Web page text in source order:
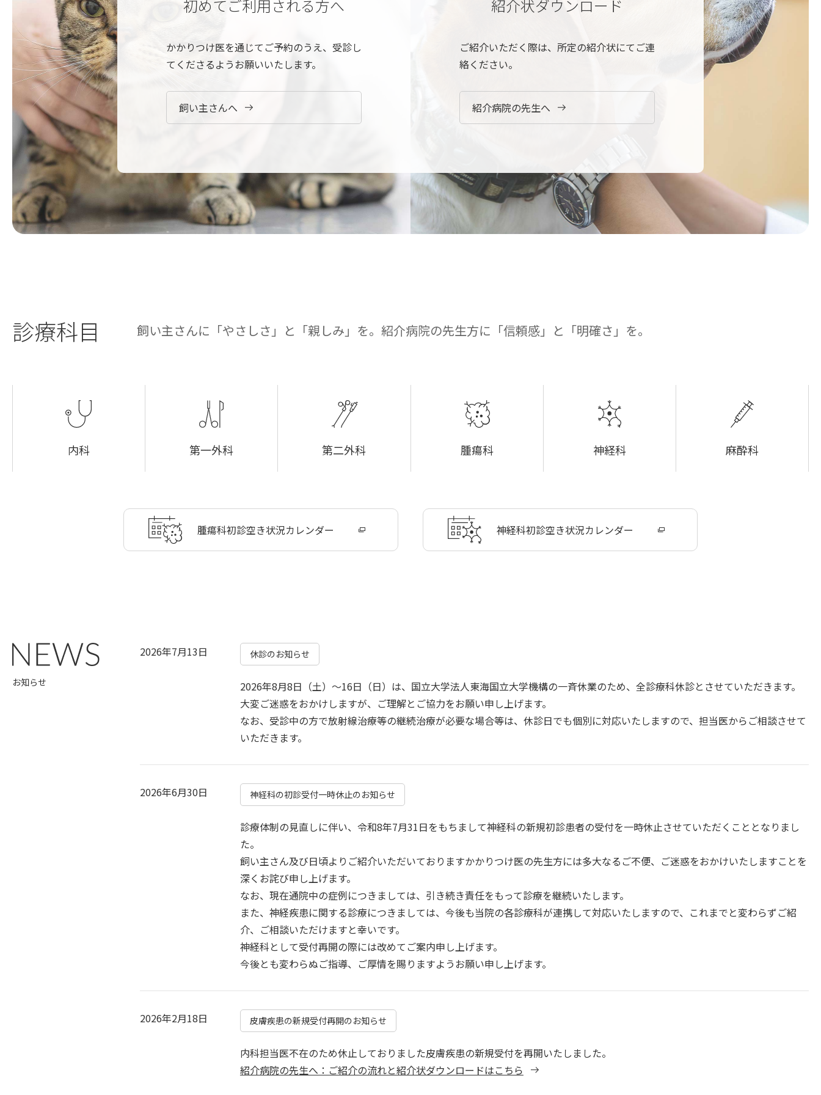
初めてご利用される方へ
かかりつけ医を通じてご予約のうえ、受診し
てくださるようお願いいたします。
飼い主さんへ
紹介状ダウンロード
ご紹介いただく際は、所定の紹介状にてご連
絡ください。
紹介病院の先生へ
診療科目 飼い主さんに「やさしさ」と「親しみ」を。紹介病院の先生方に「信頼感」と「明確さ」を。
内科 第一外科 第二外科 腫瘍科 神経科 麻酔科
腫瘍科初診空き状況カレンダー 神経科初診空き状況カレンダー
お知らせ
2026年7月13日 休診のお知らせ
2026年8月8日（土）～16日（日）は、国立大学法人東海国立大学機構の一斉休業のため、全診療科休診とさせていただきます。
大変ご迷惑をおかけしますが、ご理解とご協力をお願い申し上げます。
なお、受診中の方で放射線治療等の継続治療が必要な場合等は、休診日でも個別に対応いたしますので、担当医からご相談させて
いただきます。
2026年6月30日 神経科の初診受付一時休止のお知らせ
診療体制の見直しに伴い、令和8年7月31日をもちまして神経科の新規初診患者の受付を一時休止させていただくこととなりまし
た。
飼い主さん及び日頃よりご紹介いただいておりますかかりつけ医の先生方には多大なるご不便、ご迷惑をおかけいたしますことを
深くお詫び申し上げます。
なお、現在通院中の症例につきましては、引き続き責任をもって診療を継続いたします。
また、神経疾患に関する診療につきましては、今後も当院の各診療科が連携して対応いたしますので、これまでと変わらずご紹
介、ご相談いただけますと幸いです。
神経科として受付再開の際には改めてご案内申し上げます。
今後とも変わらぬご指導、ご厚情を賜りますようお願い申し上げます。
2026年2月18日 皮膚疾患の新規受付再開のお知らせ
内科担当医不在のため休止しておりました皮膚疾患の新規受付を再開いたしました。
紹介病院の先生へ：ご紹介の流れと紹介状ダウンロードはこちら